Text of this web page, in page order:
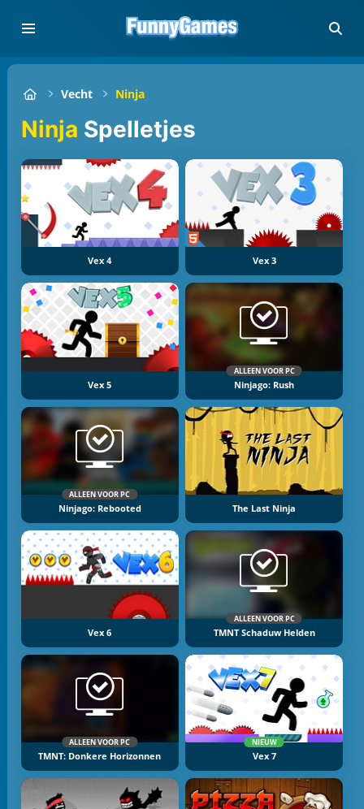
Vecht Ninja
Ninja Spelletjes
Vex 4 Vex 3
Vex 5
ALLEEN VOOR PC
Ninjago: Rush
ALLEEN VOOR PC
Ninjago: Rebooted The Last Ninja
Vex 6
ALLEEN VOOR PC
TMNT Schaduw Helden
ALLEEN VOOR PC
TMNT: Donkere Horizonnen
NIEUW
Vex 7